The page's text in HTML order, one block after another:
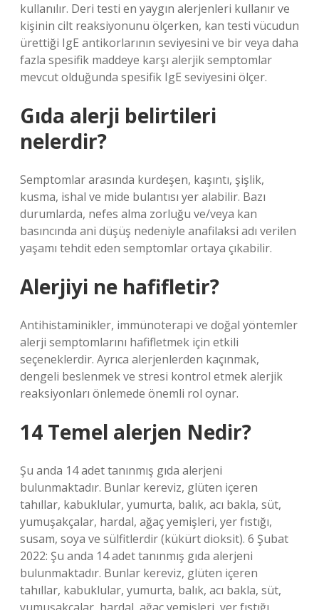
kullanılır. Deri testi en yaygın alerjenleri kullanır ve
kişinin cilt reaksiyonunu ölçerken, kan testi vücudun
ürettiği IgE antikorlarının seviyesini ve bir veya daha
fazla spesifik maddeye karşı alerjik semptomlar
mevcut olduğunda spesifik IgE seviyesini ölçer.
Gıda alerji belirtileri
nelerdir?
Semptomlar arasında kurdeşen, kaşıntı, şişlik,
kusma, ishal ve mide bulantısı yer alabilir. Bazı
durumlarda, nefes alma zorluğu ve/veya kan
basıncında ani düşüş nedeniyle anafilaksi adı verilen
yaşamı tehdit eden semptomlar ortaya çıkabilir.
Alerjiyi ne hafifletir?
Antihistaminikler, immünoterapi ve doğal yöntemler
alerji semptomlarını hafifletmek için etkili
seçeneklerdir. Ayrıca alerjenlerden kaçınmak,
dengeli beslenmek ve stresi kontrol etmek alerjik
reaksiyonları önlemede önemli rol oynar.
14 Temel alerjen Nedir?
Şu anda 14 adet tanınmış gıda alerjeni
bulunmaktadır. Bunlar kereviz, glüten içeren
tahıllar, kabuklular, yumurta, balık, acı bakla, süt,
yumuşakçalar, hardal, ağaç yemişleri, yer fıstığı,
susam, soya ve sülfitlerdir (kükürt dioksit). 6 Şubat
2022: Şu anda 14 adet tanınmış gıda alerjeni
bulunmaktadır. Bunlar kereviz, glüten içeren
tahıllar, kabuklular, yumurta, balık, acı bakla, süt,